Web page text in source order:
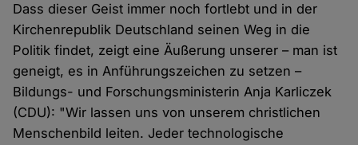
Dass dieser Geist immer noch fortlebt und in der
Kirchenrepublik Deutschland seinen Weg in die
Politik findet, zeigt eine Äußerung unserer – man ist
geneigt, es in Anführungszeichen zu setzen –
Bildungs- und Forschungsministerin Anja Karliczek
(CDU): "Wir lassen uns von unserem christlichen
Menschenbild leiten. Jeder technologische